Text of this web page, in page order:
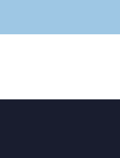
Noticias